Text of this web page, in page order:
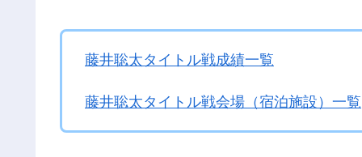
藤井聡太タイトル戦成績一覧
藤井聡太タイトル戦会場（宿泊施設）一覧